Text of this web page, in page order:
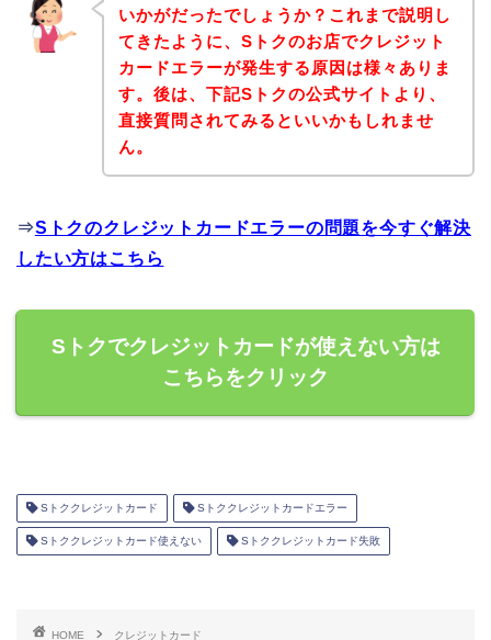
いかがだったでしょうか？これまで説明し
てきたように、Sトクのお店でクレジット
カードエラーが発生する原因は様々ありま
す。後は、下記Sトクの公式サイトより、
直接質問されてみるといいかもしれませ
ん。
⇒Sトクのクレジットカードエラーの問題を今すぐ解決
したい方はこちら
Sトクでクレジットカードが使えない方は
こちらをクリック
Sトククレジットカード Sトククレジットカードエラー
Sトククレジットカード使えない Sトククレジットカード失敗
HOME クレジットカード